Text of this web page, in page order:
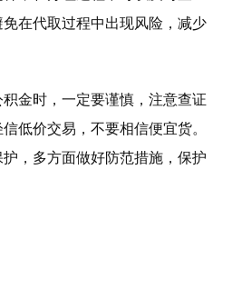
在代取过程中出现风险，减少
金时，一定要谨慎，注意查证
低价交易，不要相信便宜货。
，多方面做好防范措施，保护